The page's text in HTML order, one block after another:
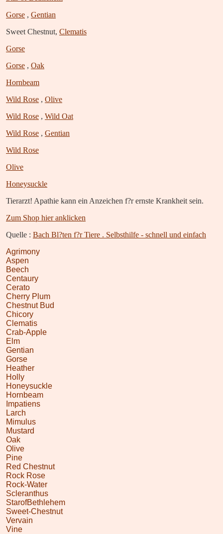
Gorse , Gentian
Sweet Chestnut, Clematis
Gorse
Gorse , Oak
Hornbeam
Wild Rose , Olive
Wild Rose , Wild Oat
Wild Rose , Gentian
Wild Rose
Olive
Honeysuckle
Tierarzt! Apathie kann ein Anzeichen f?r ernste Krankheit sein.
Zum Shop hier anklicken
Quelle : Bach Bl?ten f?r Tiere . Selbsthilfe - schnell und einfach
Agrimony
Aspen
Beech
Centaury
Cerato
Cherry Plum
Chestnut Bud
Chicory
Clematis
Crab-Apple
Elm
Gentian
Gorse
Heather
Holly
Honeysuckle
Hornbeam
Impatiens
Larch
Mimulus
Mustard
Oak
Olive
Pine
Red Chestnut
Rock Rose
Rock-Water
Scleranthus
StarofBethlehem
Sweet-Chestnut
Vervain
Vine